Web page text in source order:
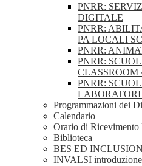
PNRR:
DIGITALE
PNRR:
PA LOCALI
PNRR:
PNRR:
CLASSROOM
PNRR:
Programmazioni dei
Calendario
Orario di Ricevimento
Biblioteca
BES ED
INVALSI introduzione